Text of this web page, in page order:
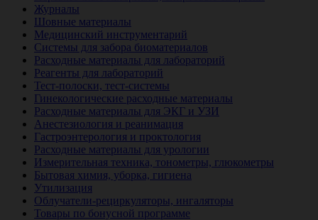
Журналы
Шовные материалы
Медицинский инструментарий
Системы для забора биоматериалов
Расходные материалы для лабораторий
Реагенты для лабораторий
Тест-полоски, тест-системы
Гинекологические расходные материалы
Расходные материалы для ЭКГ и УЗИ
Анестезиология и реанимация
Гастроэнтерология и проктология
Расходные материалы для урологии
Измерительная техника, тонометры, глюкометры
Бытовая химия, уборка, гигиена
Утилизация
Облучатели-рециркуляторы, ингаляторы
Товары по бонусной программе